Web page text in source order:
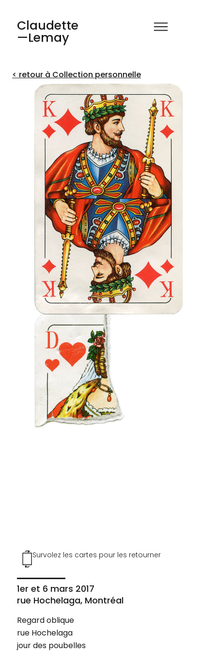
Claudette
—Lemay
< retour à Collection personnelle
Survolez les cartes pour les retourner
1er et 6 mars 2017
rue Hochelaga, Montréal
Regard oblique
rue Hochelaga
jour des poubelles